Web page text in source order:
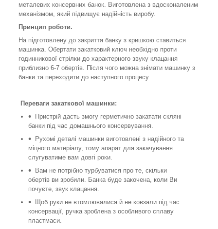
металевих консервних банок. Виготовлена з вдосконаленим
механізмом, який підвищує надійність виробу.
Принцип роботи.
На підготовлену до закриття банку з кришкою ставиться
машинка. Обертати закатковий ключ необхідно проти
годинникової стрілки до характерного звуку клацання
приблизно 6-7 обертів. Після чого можна знімати машинку з
банки та переходити до наступного процесу.
Переваги закаткової машинки:
Пристрій дасть змогу герметично закатати скляні
банки під час домашнього консервування.
Рухомі деталі машинки виготовлені з надійного та
міцного матеріалу, тому апарат для закачування
слугуватиме вам довгі роки.
Вам не потрібно турбуватися про те, скільки
обертів ви зробили. Банка буде закочена, коли Ви
почуєте, звук клацання.
Щоб руки не втомлювалися й не ковзали під час
консервації, ручка зроблена з особливого сплаву
пластмаси.